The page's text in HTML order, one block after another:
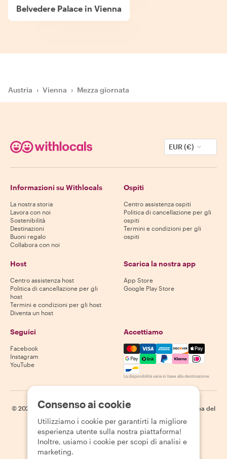
Belvedere Palace in Vienna
Austria › Vienna › Mezza giornata
EUR (€)
Informazioni su Withlocals
La nostra storia
Lavora con noi
Sostenibilità
Destinazioni
Buoni regalo
Collabora con noi
Ospiti
Centro assistenza ospiti
Politica di cancellazione per gli
ospiti
Termini e condizioni per gli
ospiti
Host
Centro assistenza host
Politica di cancellazione per gli
host
Termini e condizioni per gli host
Diventa un host
Scarica la nostra app
App Store
Google Play Store
Seguici
Facebook
Instagram
YouTube
Accettiamo
Mastercard, Visa, Amex,
La disponibilità varia in base alla destinazione
© 2026 Withlocals.com | Informativa sulla privacy
Mappa del
Consenso ai cookie
Utilizziamo i cookie per garantirti la migliore
esperienza utente sulla nostra piattaforma!
Inoltre, usiamo i cookie per scopi di analisi e
marketing.